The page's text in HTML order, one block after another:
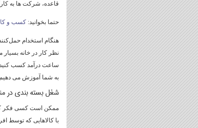
قاعده، شرکت ها به
حتما بخوانید: کسب و
هنگام استخدام
ساعت درآمد کسب کنید.
به شما آموزش می دهیم
شغل بسته بندی در
ممکن است کسی فکر
با کالاهایی که توسط